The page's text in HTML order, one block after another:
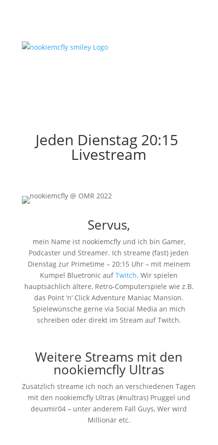
Jeden Dienstag 20:15
Livestream
Servus,
mein Name ist nookiemcfly und ich bin Gamer,
Podcaster und Streamer. Ich streame (fast) jeden
Dienstag zur Primetime – 20:15 Uhr – mit meinem
Kumpel Bluetronic aufTwitch. Wir spielen
hauptsächlich ältere, Retro-Computerspiele wie z.B.
das Point ’n‘ Click Adventure Maniac Mansion.
Spielewünsche gerne via Social Media an mich
schreiben oder direkt im Stream auf Twitch.
Weitere Streams mit den
nookiemcfly Ultras
Zusätzlich streame ich noch an verschiedenen Tagen
mit den nookiemcfly Ultras (#nultras) Pruggel und
deuxmir04 – unter anderem Fall Guys, Wer wird
Millionär etc.